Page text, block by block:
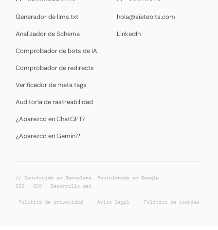
Generador de llms.txt
Analizador de Schema
Comprobador de bots de IA
Comprobador de redirects
Verificador de meta tags
Auditoría de rastreabilidad
¿Aparezco en ChatGPT?
¿Aparezco en Gemini?
hola@sietebits.com
LinkedIn
// Construido en Barcelona. Posicionado en Google.
SEO · GEO · Desarrollo web
Política de privacidad · Aviso legal · Política de cookies